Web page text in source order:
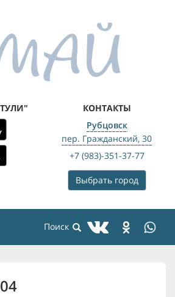
КОНТАКТЫ
Рубцовск
пер. Гражданский, 30
+7 (983)-351-37-77
Выбрать город